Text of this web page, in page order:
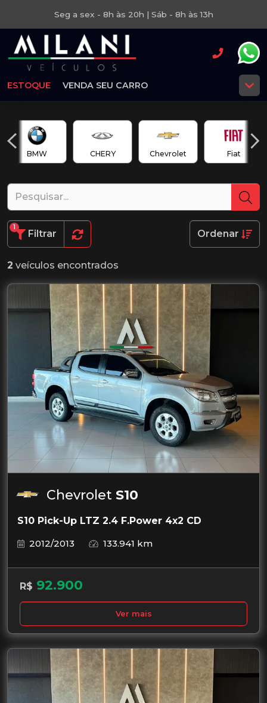
Seg a sex - 8h às 20h | Sáb - 8h às 13h
ESTOQUE VENDA SEU CARRO
BMW CHERY Chevrolet Fiat
Filtrar
1
Ordenar
2 veículos encontrados
Chevrolet S10
S10 Pick-Up LTZ 2.4 F.Power 4x2 CD
2012/2013
133.941 km
R$ 92.900
Ver mais